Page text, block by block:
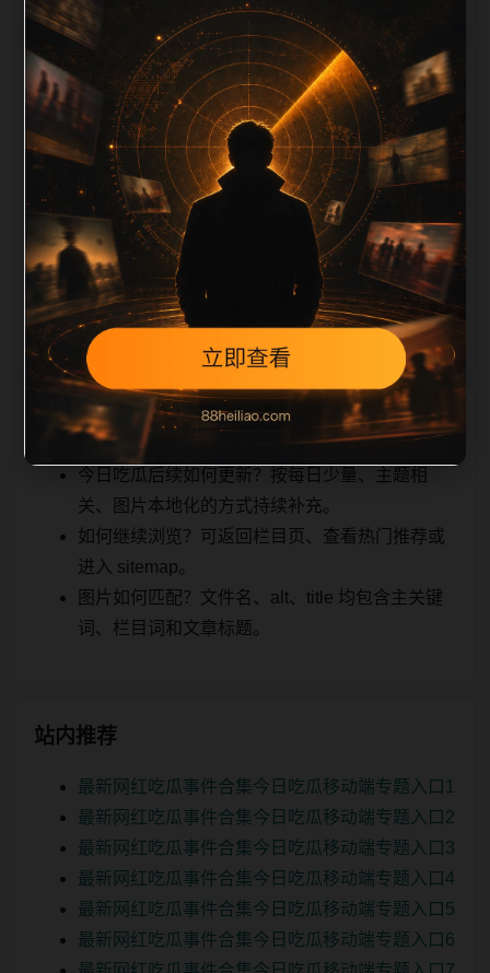
栏目内容归集
iption 长度检查。栏目内容按每日少量新增的方式持续
扩展，每篇保留相关问题、站内推荐和清晰的层级路
径，减少用户反复返回搜索页。第5篇作为本栏目的初
始建设内容，主要用于补齐栏目深度、稳定内链结构，
并为后续专题聚合提供可点击入口。如果后续发现页面
缺图、标题过短、描述为空或正文不足，将进入每日
SEO 检查清单自动修正。
相关问题
今日吃瓜后续如何更新？按每日少量、主题相
关、图片本地化的方式持续补充。
如何继续浏览？可返回栏目页、查看热门推荐或
进入 sitemap。
图片如何匹配？文件名、alt、title 均包含主关键
词、栏目词和文章标题。
站内推荐
最新网红吃瓜事件合集今日吃瓜移动端专题入口1
最新网红吃瓜事件合集今日吃瓜移动端专题入口2
最新网红吃瓜事件合集今日吃瓜移动端专题入口3
最新网红吃瓜事件合集今日吃瓜移动端专题入口4
最新网红吃瓜事件合集今日吃瓜移动端专题入口5
最新网红吃瓜事件合集今日吃瓜移动端专题入口6